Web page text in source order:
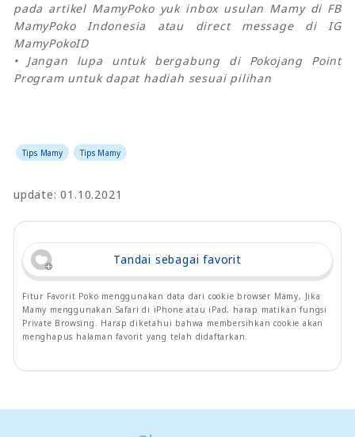
pada artikel MamyPoko yuk inbox usulan Mamy di FB
MamyPoko Indonesia atau direct message di IG
MamyPokoID
• Jangan lupa untuk bergabung di Pokojang Point
Program untuk dapat hadiah sesuai pilihan
Tips Mamy Tips Mamy
update: 01.10.2021
Tandai sebagai favorit
Fitur Favorit Poko menggunakan data dari cookie browser Mamy, Jika
Mamy menggunakan Safari di iPhone atau iPad, harap matikan fungsi
Private Browsing. Harap diketahui bahwa membersihkan cookie akan
menghapus halaman favorit yang telah didaftarkan.